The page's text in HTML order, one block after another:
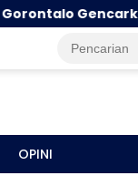
Masker
OPINI